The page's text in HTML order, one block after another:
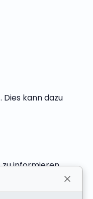
kann dazu
informieren.